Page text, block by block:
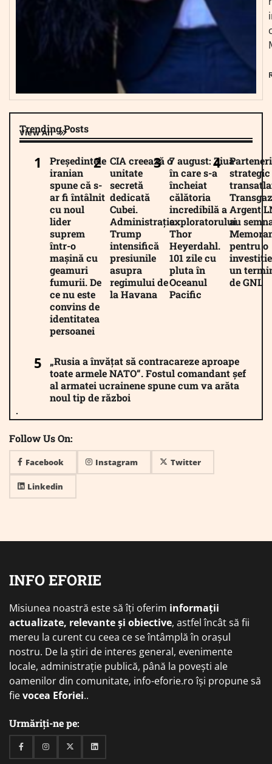
Trending Posts
View All
Președintele
iranian
spune că s-
ar fi întâlnit
cu noul
lider
suprem
într-o
mașină cu
geamuri
fumurii. De
ce nu este
convins de
identitatea
persoanei
CIA creează o
unitate
secretă
dedicată
Cubei.
Administrația
Trump
intensifică
presiunile
asupra
regimului de
la Havana
7 august: Ziua
în care s-a
încheiat
călătoria
incredibilă a
exploratorului
Thor
Heyerdahl.
101 zile cu
pluta în
Oceanul
Pacific
strategic
Argent
au
pentru o
un
de GNL
„Rusia a învățat să contracareze aproape
toate armele NATO“. Fostul comandant șef
al armatei ucrainene spune cum va arăta
noul tip de război
Follow Us On:
Facebook Instagram Twitter
Linkedin
INFO EFORIE
Misiunea noastră este să îți oferim informații
actualizate, relevante și obiective, astfel încât să fii
mereu la curent cu ceea ce se întâmplă în orașul
nostru. De la știri de interes general, evenimente
locale, administrație publică, până la povești ale
oamenilor din comunitate, info-eforie.ro își propune să
fievocea Eforiei..
Urmăriți-ne pe:
FacebookInstagramTwitterLinkedin